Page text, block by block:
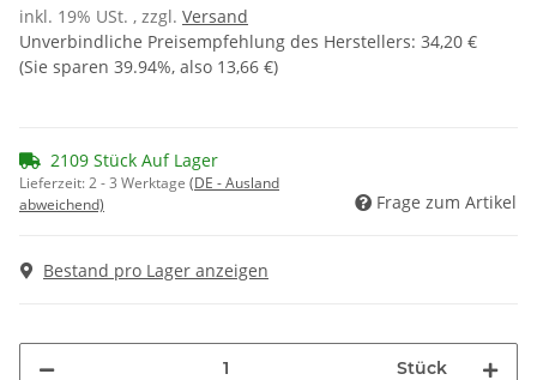
inkl. 19% USt. , zzgl. Versand
Unverbindliche Preisempfehlung des Herstellers: 34,20 €
(Sie sparen 39.94%, also 13,66 €)
2109 Stück Auf Lager
Lieferzeit:2 - 3 Werktage (DE - Ausland
abweichend)
Frage zum Artikel
Bestand pro Lager anzeigen
Stück